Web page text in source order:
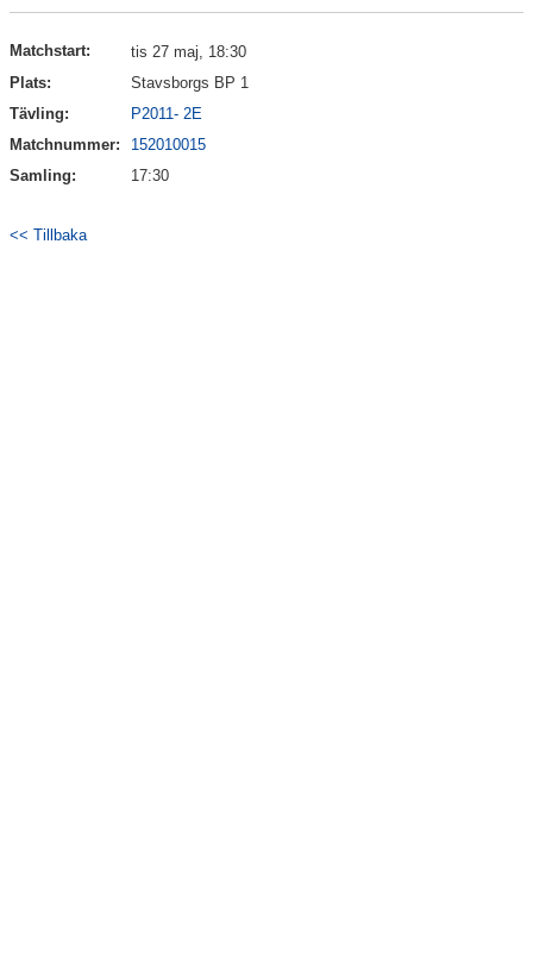
Matchstart:
tis 27 maj, 18:30
Plats:
Stavsborgs BP 1
Tävling:
P2011- 2E
Matchnummer:
152010015
Samling:
17:30
<< Tillbaka